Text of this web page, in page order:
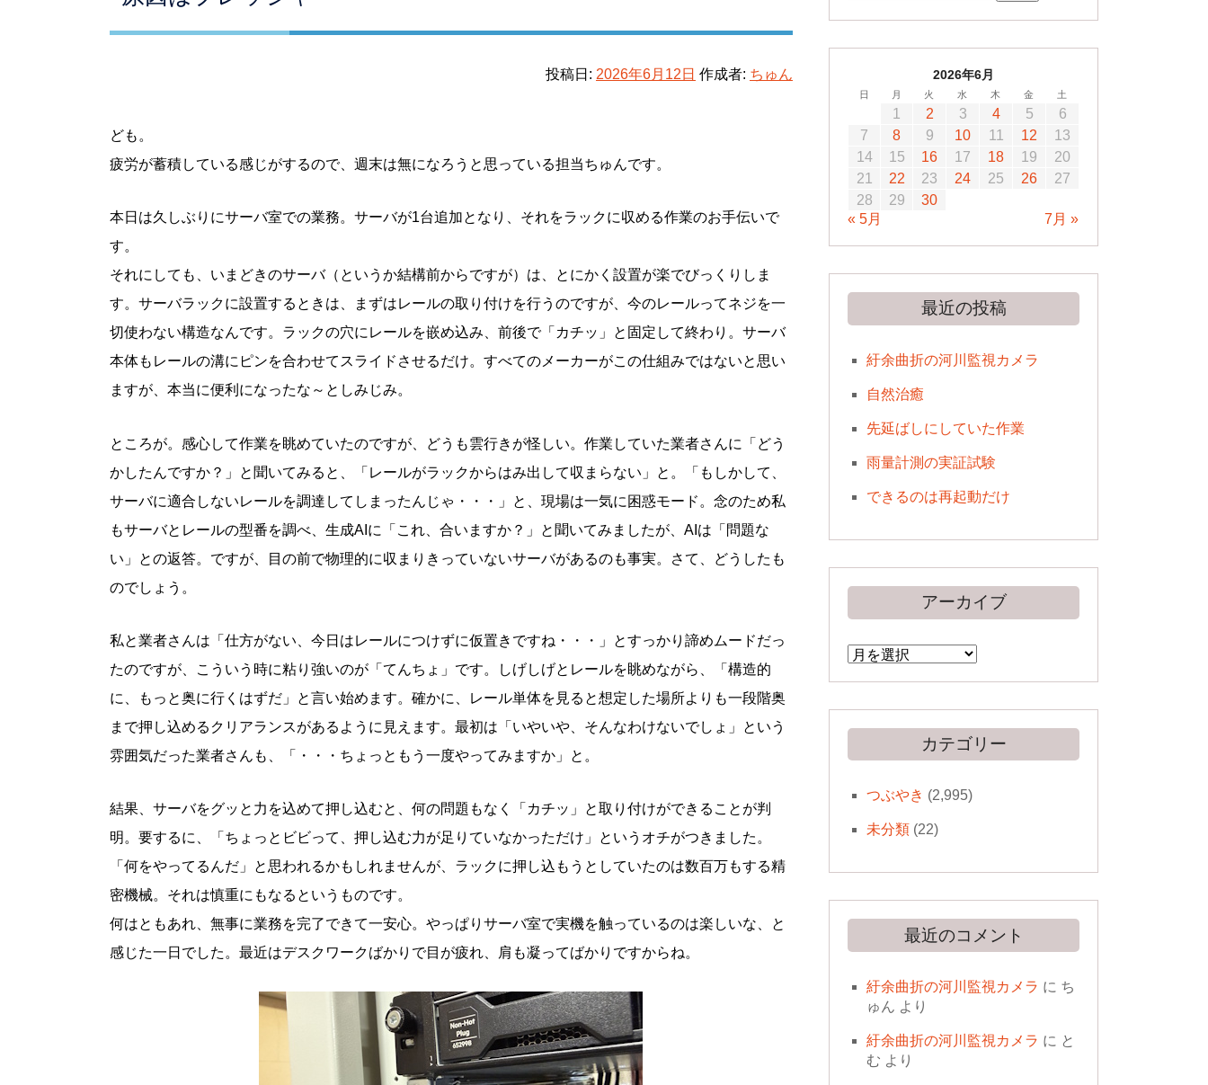
投稿日: 2026年6月12日 作成者: ちゅん
ども。
疲労が蓄積している感じがするので、週末は無になろうと思っている担当ちゅんです。
本日は久しぶりにサーバ室での業務。サーバが1台追加となり、それをラックに収める作業のお手伝いで
す。
それにしても、いまどきのサーバ（というか結構前からですが）は、とにかく設置が楽でびっくりしま
す。サーバラックに設置するときは、まずはレールの取り付けを行うのですが、今のレールってネジを一
切使わない構造なんです。ラックの穴にレールを嵌め込み、前後で「カチッ」と固定して終わり。サーバ
本体もレールの溝にピンを合わせてスライドさせるだけ。すべてのメーカーがこの仕組みではないと思い
ますが、本当に便利になったな～としみじみ。
ところが。感心して作業を眺めていたのですが、どうも雲行きが怪しい。作業していた業者さんに「どう
かしたんですか？」と聞いてみると、「レールがラックからはみ出して収まらない」と。「もしかして、
サーバに適合しないレールを調達してしまったんじゃ・・・」と、現場は一気に困惑モード。念のため私
もサーバとレールの型番を調べ、生成AIに「これ、合いますか？」と聞いてみましたが、AIは「問題な
い」との返答。ですが、目の前で物理的に収まりきっていないサーバがあるのも事実。さて、どうしたも
のでしょう。
私と業者さんは「仕方がない、今日はレールにつけずに仮置きですね・・・」とすっかり諦めムードだっ
たのですが、こういう時に粘り強いのが「てんちょ」です。しげしげとレールを眺めながら、「構造的
に、もっと奥に行くはずだ」と言い始めます。確かに、レール単体を見ると想定した場所よりも一段階奥
まで押し込めるクリアランスがあるように見えます。最初は「いやいや、そんなわけないでしょ」という
雰囲気だった業者さんも、「・・・ちょっともう一度やってみますか」と。
結果、サーバをグッと力を込めて押し込むと、何の問題もなく「カチッ」と取り付けができることが判
明。要するに、「ちょっとビビって、押し込む力が足りていなかっただけ」というオチがつきました。
「何をやってるんだ」と思われるかもしれませんが、ラックに押し込もうとしていたのは数百万もする精
密機械。それは慎重にもなるというものです。
何はともあれ、無事に業務を完了できて一安心。やっぱりサーバ室で実機を触っているのは楽しいな、と
感じた一日でした。最近はデスクワークばかりで目が疲れ、肩も凝ってばかりですからね。
2026年6月
日 月 火 水 木 金 土
1 2 3 4 5
6
7
8 9 10 11 12
13
14
15 16 17 18 19
20
21
22 23 24 25 26
27
28
29
30
« 5月
7月 »
最近の投稿
紆余曲折の河川監視カメラ
自然治癒
先延ばしにしていた作業
雨量計測の実証試験
できるのは再起動だけ
アーカイブ
ア
ー
カ
カテゴリー
つぶやき (2,995)
未分類(22)
最近のコメント
紆余曲折の河川監視カメラ に ち
ゅん より
紆余曲折の河川監視カメラ に と
む より